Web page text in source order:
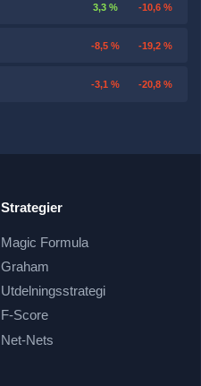
3,3 % -10,6 %
-8,5 % -19,2 %
-3,1 % -20,8 %
Strategier
Magic Formula
Graham
Utdelningsstrategi
F-Score
Net-Nets